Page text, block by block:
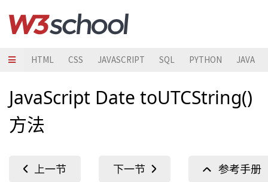
HTML CSS JAVASCRIPT SQL PYTHON JAVA
JavaScript Date toUTCString()
方法